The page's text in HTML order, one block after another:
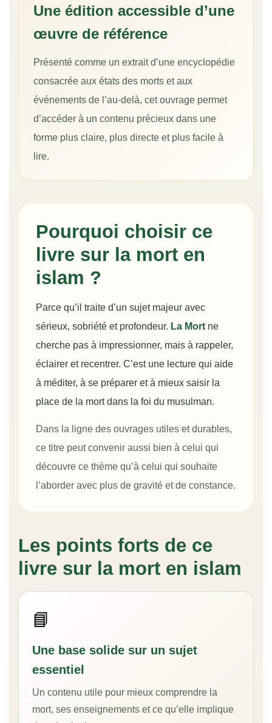
Une édition accessible d’une
œuvre de référence
Présenté comme un extrait d’une encyclopédie
consacrée aux états des morts et aux
événements de l’au-delà, cet ouvrage permet
d’accéder à un contenu précieux dans une
forme plus claire, plus directe et plus facile à
lire.
Pourquoi choisir ce
livre sur la mort en
islam ?
Parce qu’il traite d’un sujet majeur avec
sérieux, sobriété et profondeur. La Mort ne
cherche pas à impressionner, mais à rappeler,
éclairer et recentrer. C’est une lecture qui aide
à méditer, à se préparer et à mieux saisir la
place de la mort dans la foi du musulman.
Dans la ligne des ouvrages utiles et durables,
ce titre peut convenir aussi bien à celui qui
découvre ce thème qu’à celui qui souhaite
l’aborder avec plus de gravité et de constance.
Les points forts de ce
livre sur la mort en islam
📘
Une base solide sur un sujet
essentiel
Un contenu utile pour mieux comprendre la
mort, ses enseignements et ce qu’elle implique